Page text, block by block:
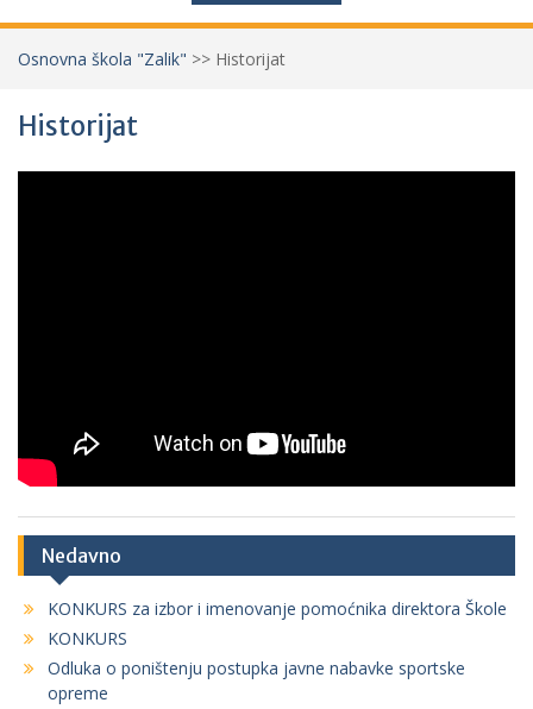
Osnovna škola "Zalik" >> Historijat
Historijat
Nedavno
KONKURS za izbor i imenovanje pomoćnika direktora Škole
KONKURS
Odluka o poništenju postupka javne nabavke sportske
opreme